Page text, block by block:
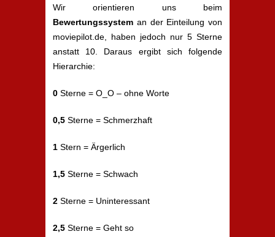
Wir orientieren uns beim
Bewertungssystem an der Einteilung von
moviepilot.de, haben jedoch nur 5 Sterne
anstatt 10. Daraus ergibt sich folgende
Hierarchie:
0 Sterne = O_O – ohne Worte
0,5 Sterne = Schmerzhaft
1 Stern = Ärgerlich
1,5 Sterne = Schwach
2 Sterne = Uninteressant
2,5 Sterne = Geht so